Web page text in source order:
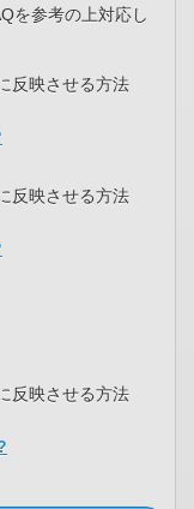
を参考の上対応し
反映させる方法
反映させる方法
反映させる方法